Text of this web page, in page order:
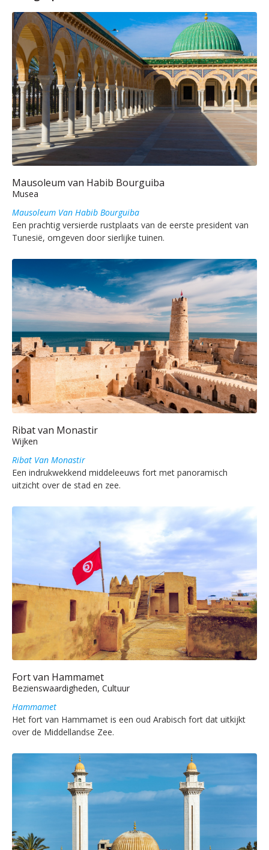
Mausoleum van Habib Bourguiba
Musea
Mausoleum Van Habib Bourguiba
Een prachtig versierde rustplaats van de eerste president van
Tunesië, omgeven door sierlijke tuinen.
Ribat van Monastir
Wijken
Ribat Van Monastir
Een indrukwekkend middeleeuws fort met panoramisch
uitzicht over de stad en zee.
Fort van Hammamet
Bezienswaardigheden, Cultuur
Hammamet
Het fort van Hammamet is een oud Arabisch fort dat uitkijkt
over de Middellandse Zee.